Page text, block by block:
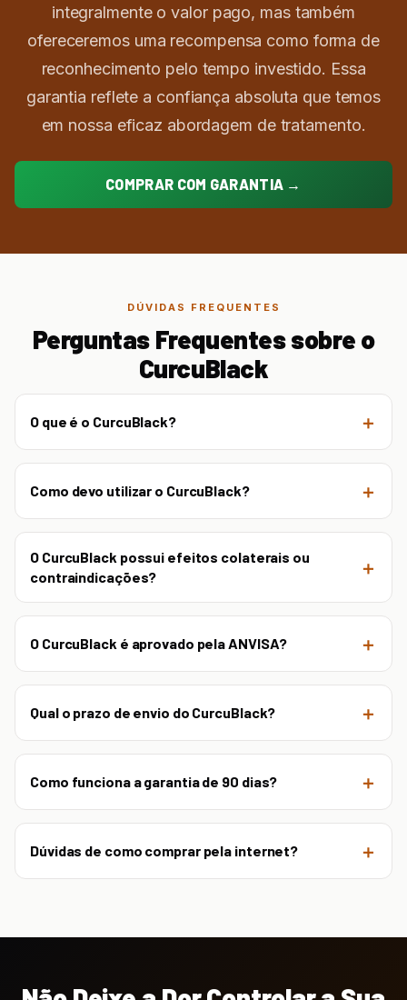
integralmente o valor pago, mas também
ofereceremos uma recompensa como forma de
reconhecimento pelo tempo investido. Essa
garantia reflete a confiança absoluta que temos
em nossa eficaz abordagem de tratamento.
COMPRAR COM GARANTIA →
DÚVIDAS FREQUENTES
Perguntas Frequentes sobre o
CurcuBlack
O que é o CurcuBlack?
Como devo utilizar o CurcuBlack?
O CurcuBlack possui efeitos colaterais ou
contraindicações?
O CurcuBlack é aprovado pela ANVISA?
Qual o prazo de envio do CurcuBlack?
Como funciona a garantia de 90 dias?
Dúvidas de como comprar pela internet?